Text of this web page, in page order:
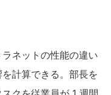
ネットの性能の違い
計算できる。部長を